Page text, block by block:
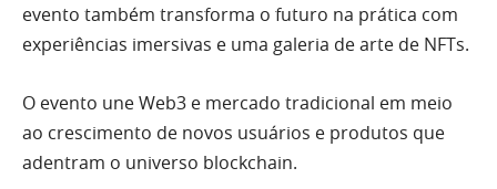
evento também transforma o futuro na prática com
experiências imersivas e uma galeria de arte de NFTs.
O evento une Web3 e mercado tradicional em meio
ao crescimento de novos usuários e produtos que
adentram o universo blockchain.